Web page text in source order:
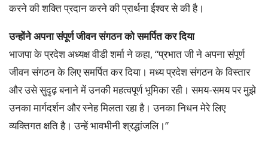
करने की शक्ति प्रदान करने की प्रार्थना ईश्वर से की है।
उन्होंने अपना संपूर्ण जीवन संगठन को समर्पित कर दिया
भाजपा के प्रदेश अध्यक्ष वीडी शर्मा ने कहा, “प्रभात जी ने अपना संपूर्ण
जीवन संगठन के लिए समर्पित कर दिया। मध्य प्रदेश संगठन के विस्तार
और उसे सुदृढ़ बनाने में उनकी महत्वपूर्ण भूमिका रही। समय-समय पर मुझे
उनका मार्गदर्शन और स्नेह मिलता रहा है। उनका निधन मेरे लिए
व्यक्तिगत क्षति है। उन्हें भावभीनी श्रद्धांजलि।”